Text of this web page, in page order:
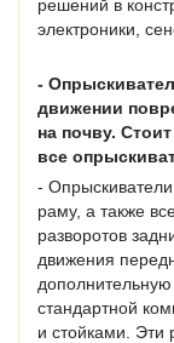
решений в
электроники,
-
движении
на почву.
все
-
раму, а также
разворотов
движения
стандартной
и стойками. Эти